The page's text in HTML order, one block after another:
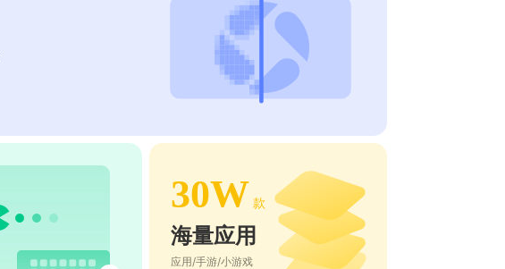
30W 款
海量应用
应用/手游/小游戏